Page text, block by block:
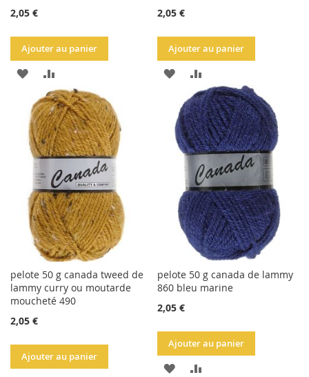
2,05 €
Ajouter au panier
AJOUTER
LA
LISTE
D'ACHATS
AU
COMPARATEUR
2,05 €
Ajouter au panier
AJOUTER
LA
LISTE
D'ACHATS
AU
COMPARATEUR
pelote 50 g canada tweed de
lammy curry ou moutarde
moucheté 490
2,05 €
Ajouter au panier
pelote 50 g canada de lammy
860 bleu marine
2,05 €
Ajouter au panier
AJOUTER